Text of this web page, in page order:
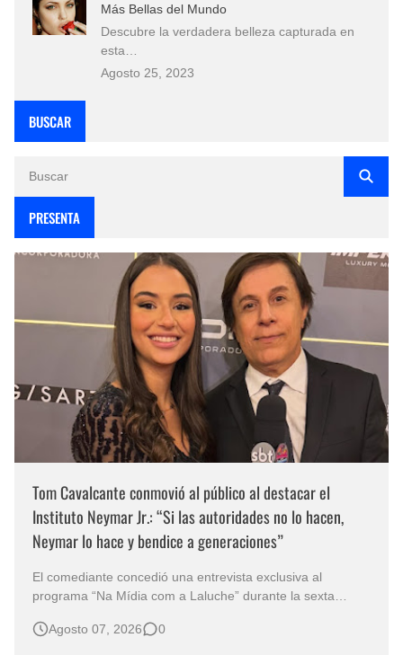
Más Bellas del Mundo
Descubre la verdadera belleza capturada en
esta…
Agosto 25, 2023
BUSCAR
PRESENTA
Tom Cavalcante conmovió al público al destacar el
Instituto Neymar Jr.: “Si las autoridades no lo hacen,
Neymar lo hace y bendice a generaciones”
El comediante concedió una entrevista exclusiva al
programa “Na Mídia com a Laluche” durante la sexta
eventos benéficos más importantes de Brasil. En medio del
Agosto 07, 2026 0